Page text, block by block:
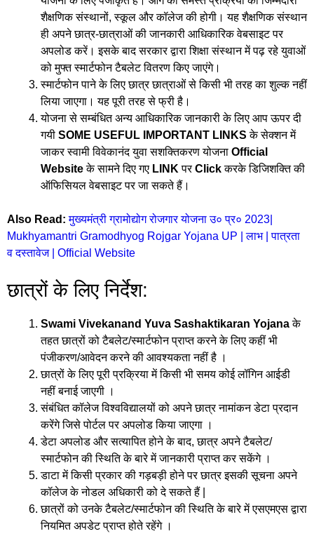
शैक्षणिक संस्थानों, स्कूल और कॉलेज की होगी। यह शैक्षणिक संस्थान
ही अपने छात्र-छात्राओं की जानकारी आधिकारिक वेबसाइट पर
अपलोड करें। इसके बाद सरकार द्वारा शिक्षा संस्थान में पढ़ रहे युवाओं
को मुफ्त स्मार्टफोन टैबलेट वितरण किए जाएंगे।
स्मार्टफोन पाने के लिए छात्र छात्राओं से किसी भी तरह का शुल्क नहीं
लिया जाएगा। यह पूरी तरह से फ्री है।
योजना से सम्बंधित अन्य आधिकारिक जानकारी के लिए आप ऊपर दी
गयी SOME USEFUL IMPORTANT LINKS के सेक्शन में
जाकर स्वामी विवेकानंद युवा सशक्तिकरण योजना Official
Websiteके सामने दिए गए LINKपरClickकरके डिजिशक्ति की
ऑफिसियल वेबसाइट पर जा सकते हैं।
Also Read: मुख्यमंत्री ग्रामोद्योग रोजगार योजना उ० प्र० 2023|
Mukhyamantri Gramodhyog Rojgar Yojana UP | लाभ | पात्रता
व दस्तावेज | Official Website
छात्रों के लिए निर्देश:
Swami Vivekanand Yuva Sashaktikaran Yojanaके
तहत छात्रों को टैबलेट/स्मार्टफोन प्राप्त करने के लिए कहीं भी
पंजीकरण/आवेदन करने की आवश्यकता नहीं है ।
छात्रों के लिए पूरी प्रक्रिया में किसी भी समय कोई लॉगिन आईडी
नहीं बनाई जाएगी ।
संबंधित कॉलेज विश्वविद्यालयों को अपने छात्र नामांकन डेटा प्रदान
करेंगे जिसे पोर्टल पर अपलोड किया जाएगा ।
डेटा अपलोड और सत्यापित होने के बाद, छात्र अपने टैबलेट/
स्मार्टफोन की स्थिति के बारे में जानकारी प्राप्त कर सकेंगे ।
डाटा में किसी प्रकार की गड़बड़ी होने पर छात्र इसकी सूचना अपने
कॉलेज के नोडल अधिकारी को दे सकते हैं |
छात्रों को उनके टैबलेट/स्मार्टफोन की स्थिति के बारे में एसएमएस द्वारा
नियमित अपडेट प्राप्त होते रहेंगे ।